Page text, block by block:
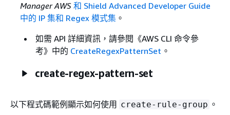
Manager AWS 和 Shield Advanced Developer Guide
中的 IP 集和 Regex 模式集。
如需 API 詳細資訊，請參閱《AWS CLI 命令參
考》 中的 CreateRegexPatternSet 。
create-regex-pattern-set
以下程式碼範例顯示如何使用 create-rule-group 。